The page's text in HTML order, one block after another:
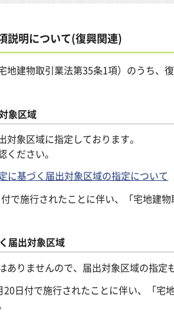
説明について(復興関連)
建物取引業法第35条1項）のうち、
象区域
象区域に指定しております。
ださい。
に基づく届出対象区域の指定について
で施行されたことに伴い、「宅地建
届出対象区域
りませんので、届出対象区域の指定
日付で施行されたことに伴い、「宅